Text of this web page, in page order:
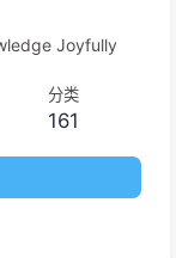
Joyfully
分类
161